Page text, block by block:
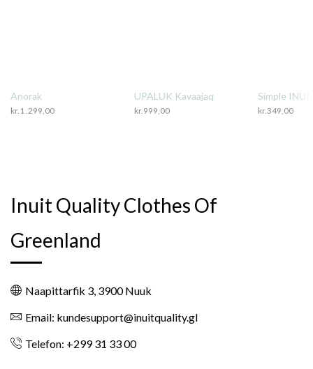
Anorak
kr. 1 .299,00
UPALUK Kavaajaq
kr.999,00
Simple
kr.349,00
Inuit Quality Clothes Of
Greenland
Naapittarfik 3, 3900 Nuuk
Email: kundesupport@inuitquality.gl
Telefon: +299 31 33 00